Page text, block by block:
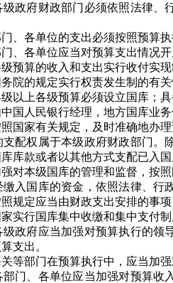
府财政部门必须依照法律、行
各单位的支出必须按照预算执
各单位应当对预算支出情况开
算的收入和支出实行收付实现
的规定实行权责发生制的有关
上各级预算必须设立国库；具
人民银行经理，地方国库业务
家有关规定，及时准确地办理
权属于本级政府财政部门。
库款或者以其他方式支配已入
本级国库的管理和监督，按照
国库的资金，依照法律、行政
规定应当由财政支出安排的事
行国库集中收缴和集中支付制
府应当加强对预算执行的领导
支出。
部门在预算执行中，应当加强
、各单位应当加强对预算收入